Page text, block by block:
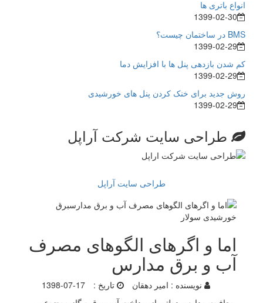
انواع باتری ها
1399-02-30
BMS در ساختمان چیست؟
1399-02-29
کم شدن بازدهی پنل ها با افزایش دما
1399-02-29
روش جدید برای خنک کردن پنل های خورشیدی
1399-02-29
طراحی سایت شرکت آراپل
طراحی سایت آراپل
اما و اگرهای الگوهای مصرف
آب و برق مدارس
نویسنده : امیر دهقان تاریخ :
1398-07-17